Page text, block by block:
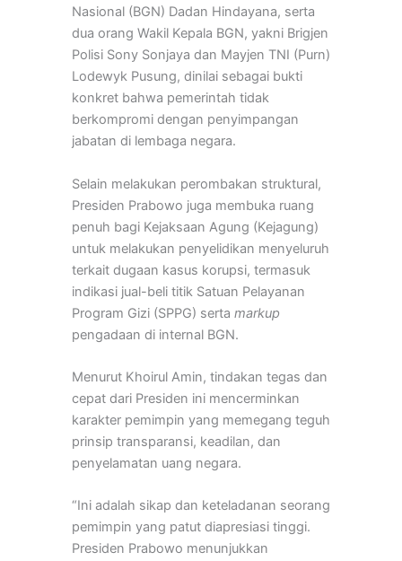
Nasional (BGN) Dadan Hindayana, serta
dua orang Wakil Kepala BGN, yakni Brigjen
Polisi Sony Sonjaya dan Mayjen TNI (Purn)
Lodewyk Pusung, dinilai sebagai bukti
konkret bahwa pemerintah tidak
berkompromi dengan penyimpangan
jabatan di lembaga negara.
Selain melakukan perombakan struktural,
Presiden Prabowo juga membuka ruang
penuh bagi Kejaksaan Agung (Kejagung)
untuk melakukan penyelidikan menyeluruh
terkait dugaan kasus korupsi, termasuk
indikasi jual-beli titik Satuan Pelayanan
Program Gizi (SPPG) serta markup
pengadaan di internal BGN.
Menurut Khoirul Amin, tindakan tegas dan
cepat dari Presiden ini mencerminkan
karakter pemimpin yang memegang teguh
prinsip transparansi, keadilan, dan
penyelamatan uang negara.
“Ini adalah sikap dan keteladanan seorang
pemimpin yang patut diapresiasi tinggi.
Presiden Prabowo menunjukkan